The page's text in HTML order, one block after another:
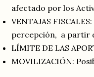
afectado por los
VENTAJAS
percepción, a partir
LÍMITE DE LAS
MOVILIZACIÓN: